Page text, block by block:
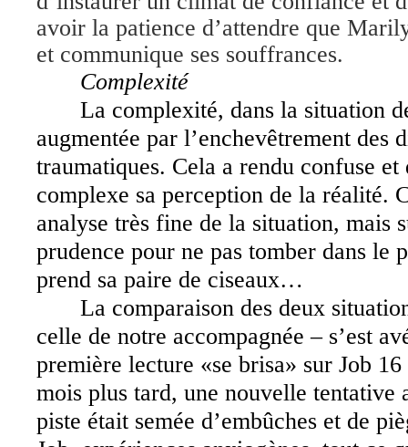
avoir la patience d’attendre que
et communique ses souffrances.
Complexité
La complexité, dans la situation
augmentée par l’enchevêtrement des
traumatiques. Cela a rendu confuse et
complexe sa perception de la réalité.
analyse très fine de la situation, mais
prudence pour ne pas tomber dans le
prend sa paire de ciseaux…
La comparaison des deux
celle de notre accompagnée – s’est
première lecture «se brisa» sur Job 16
mois plus tard, une nouvelle tentative
piste était semée d’embûches et de